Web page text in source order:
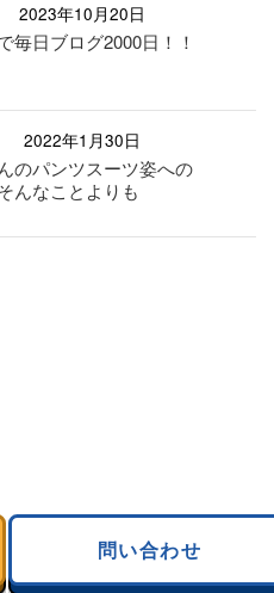
2023年10月20日
毎日ブログ2000日！！
2022年1月30日
のパンツスーツ姿への
んなことよりも
問い合わせ